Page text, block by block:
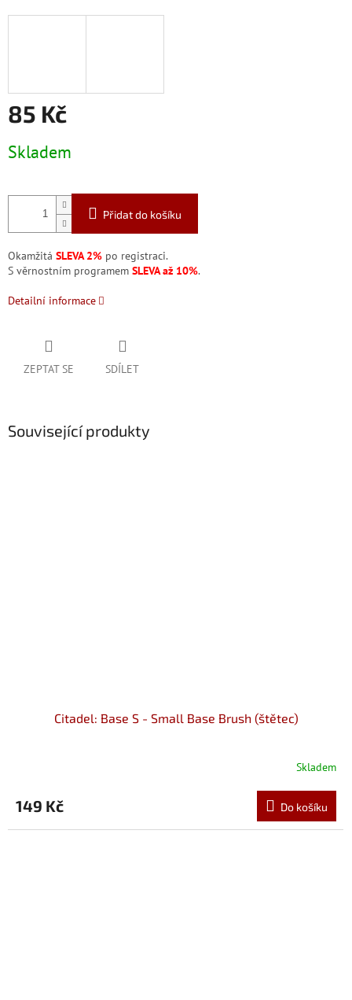
85 Kč
cena:
Skladem
Přidat do košíku
Okamžitá SLEVA 2% po registraci.
S věrnostním programem SLEVA až 10%.
Detailní informace
ZEPTAT SE SDÍLET
Související produkty
Citadel: Base S - Small Base Brush (štětec)
Skladem
149 Kč Do košíku